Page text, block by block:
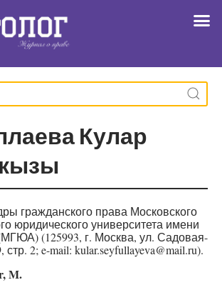
Кулар
гражданского права Московского
юридического университета имени
(125993, г. Москва, ул. Садовая-
2; e-mail: kular.seyfullayeva@mail.ru).
M.